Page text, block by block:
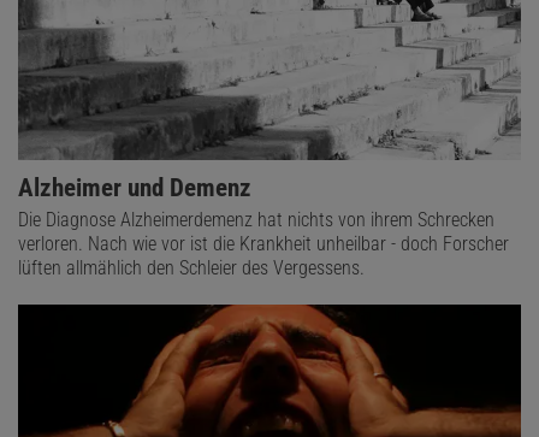
Alzheimer und Demenz
Die Diagnose Alzheimerdemenz hat nichts von ihrem Schrecken
verloren. Nach wie vor ist die Krankheit unheilbar - doch Forscher
lüften allmählich den Schleier des Vergessens.